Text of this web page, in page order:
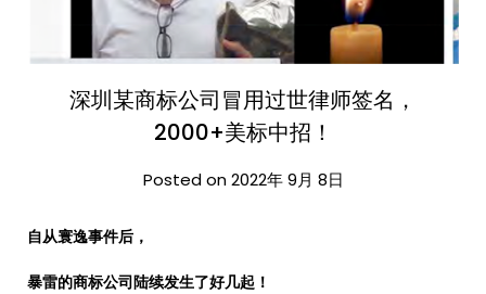
深圳某商标公司冒用过世律师签名，
2000+美标中招！
Posted on 2022年 9月 8日
自从寰逸事件后，
暴雷的商标公司陆续发生了好几起！